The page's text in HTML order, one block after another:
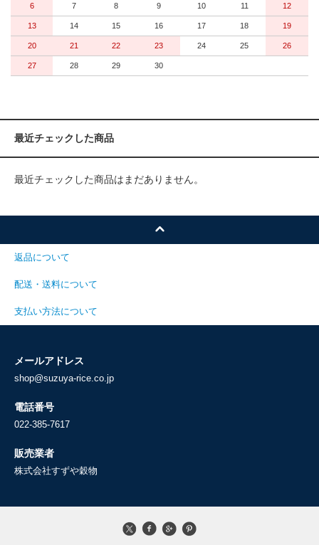
6 7 8 9 10 11 12
13 14 15 16 17 18 19
20 21 22 23 24 25 26
27 28 29 30
最近チェックした商品
最近チェックした商品はまだありません。
返品について
配送・送料について
支払い方法について
メールアドレス
shop@suzuya-rice.co.jp
電話番号
022-385-7617
販売業者
株式会社すずや穀物